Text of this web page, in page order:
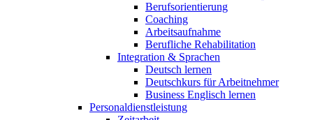
Berufsorientierung
Coaching
Arbeitsaufnahme
Berufliche Rehabilitation
Integration & Sprachen
Deutsch lernen
Deutschkurs für Arbeitnehmer
Business Englisch lernen
Personaldienstleistung